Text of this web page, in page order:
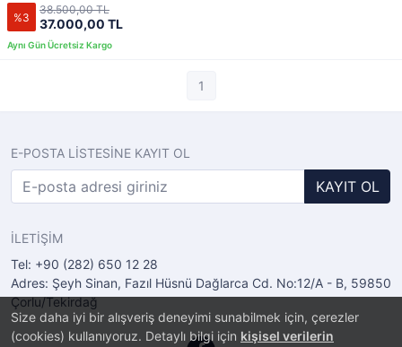
Size daha iyi bir alışveriş deneyimi sunabilmek için, çerezler
(cookies) kullanıyoruz. Detaylı bilgi için kişisel verilerin
%3 37.000,00 TL
38.500,00 TL
1
E-POSTA LİSTESİNE KAYIT OL
KAYIT OL
İLETİŞİM
Tel: +90 (282) 650 12 28
Adres: Şeyh Sinan, Fazıl Hüsnü Dağlarca Cd. No:12/A - B, 59850
Çorlu/Tekirdağ